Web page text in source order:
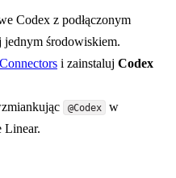
Codex z podłączonym
środowiskiem.
i zainstaluj Codex
@Codex
w
Linear.